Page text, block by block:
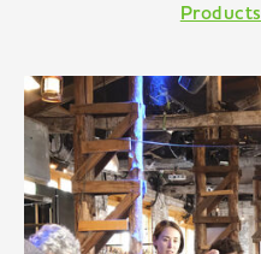
DE|EN|FR
Products